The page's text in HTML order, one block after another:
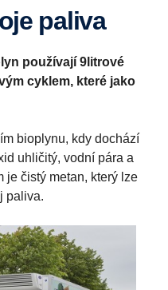
paliva
používají 9litrové
cyklem, které jako
bioplynu, kdy dochází
uhličitý, vodní pára a
je čistý metan, který lze
paliva.